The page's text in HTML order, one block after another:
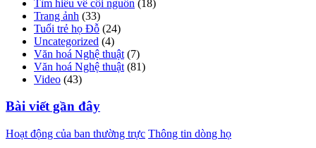
Tìm hiểu về cội nguồn (18)
Trang ảnh (33)
Tuổi trẻ họ Đỗ (24)
Uncategorized (4)
Văn hoá Nghệ thuật (7)
Văn hoá Nghệ thuật (81)
Video (43)
Bài viết gần đây
Hoạt động của ban thường trực Thông tin dòng họ